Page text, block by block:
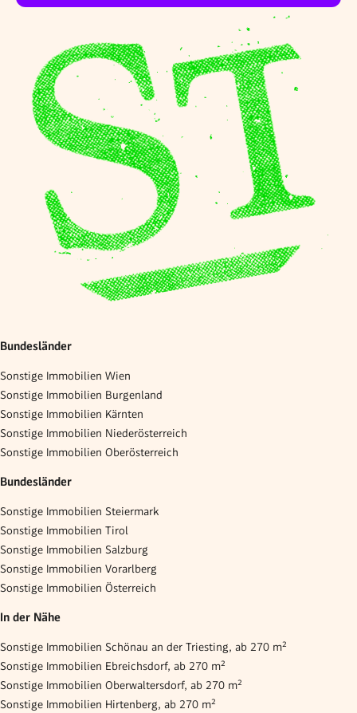
Bundesländer
Sonstige Immobilien Wien
Sonstige Immobilien Burgenland
Sonstige Immobilien Kärnten
Sonstige Immobilien Niederösterreich
Sonstige Immobilien Oberösterreich
Bundesländer
Sonstige Immobilien Steiermark
Sonstige Immobilien Tirol
Sonstige Immobilien Salzburg
Sonstige Immobilien Vorarlberg
Sonstige Immobilien Österreich
In der Nähe
Sonstige Immobilien Schönau an der Triesting, ab 270 m²
Sonstige Immobilien Ebreichsdorf, ab 270 m²
Sonstige Immobilien Oberwaltersdorf, ab 270 m²
Sonstige Immobilien Hirtenberg, ab 270 m²